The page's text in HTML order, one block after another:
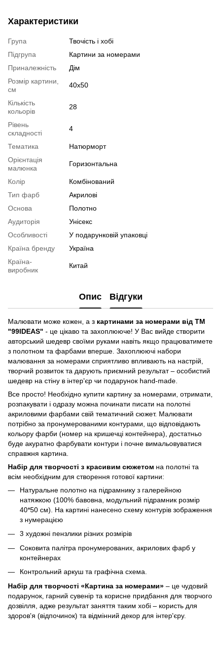
Характеристики
Група
Твочість і хобі
Підгрупа
Картини за номерами
Приналежність
Дім
Розмір картини,
см
40х50
Кількість
кольорів
28
Рівень
складності
4
Тематика
Натюрморт
Орієнтація
малюнка
Горизонтальна
Колір
Комбінований
Тип фарб
Акрилові
Основа
Полотно
Аудиторія
Унісекс
Особливості
У подарунковій упаковці
Країна бренду
Україна
Країна-
виробник
Китай
Опис Відгуки
Малювати може кожен, а з картинами за номерами від ТМ
"99IDEAS" - це цікаво та захоплююче! У Вас вийде створити
авторський шедевр своїми руками навіть якщо працюватимете
з полотном та фарбами вперше. Захоплюючі набори
малювання за номерами сприятливо впливають на настрій,
творчий розвиток та дарують приємний результат – особистий
шедевр на стіну в інтер'єр чи подарунок hand-made.
Все просто! Необхідно купити картину за номерами, отримати,
розпакувати і одразу можна починати писати на полотні
акриловими фарбами свій тематичний сюжет. Малювати
потрібно за пронумерованими контурами, що відповідають
кольору фарби (номер на кришечці контейнера), достатньо
буде акуратно фарбувати контури і почне вимальовуватися
справжня картина.
Набір для творчості з красивим сюжетом на полотні та
всім необхідним для створення готової картини:
Натуральне полотно на підрамнику з галерейною
натяжкою (100% бавовна, модульний підрамник розмір
40*50 см). На картині нанесено схему контурів зображення
з нумерацією
3 художні пензлики різних розмірів
Соковита палітра пронумерованих, акрилових фарб у
контейнерах
Контрольний аркуш та графічна схема.
Набір для творчості «Картина за номерами» – це чудовий
подарунок, гарний сувенір та корисне придбання для творчого
дозвілля, адже результат заняття таким хобі – користь для
здоров'я (відпочинок) та відмінний декор для інтер'єру.